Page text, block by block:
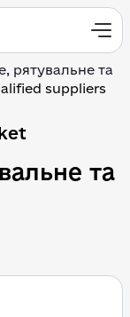
рятувальне та
suppliers
та